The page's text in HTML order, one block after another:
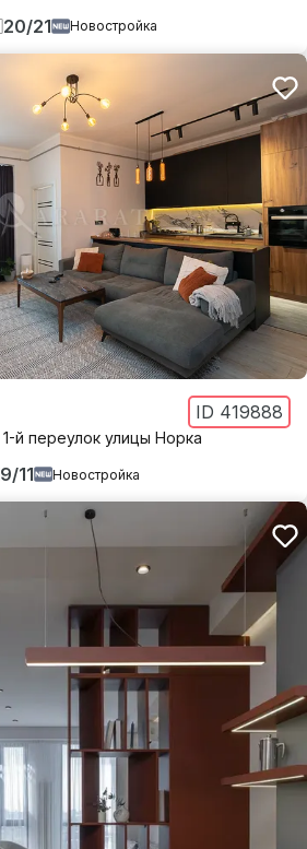
20/21 Новостройка
ID 419888
1-й переулок улицы Норка
9/11 Новостройка